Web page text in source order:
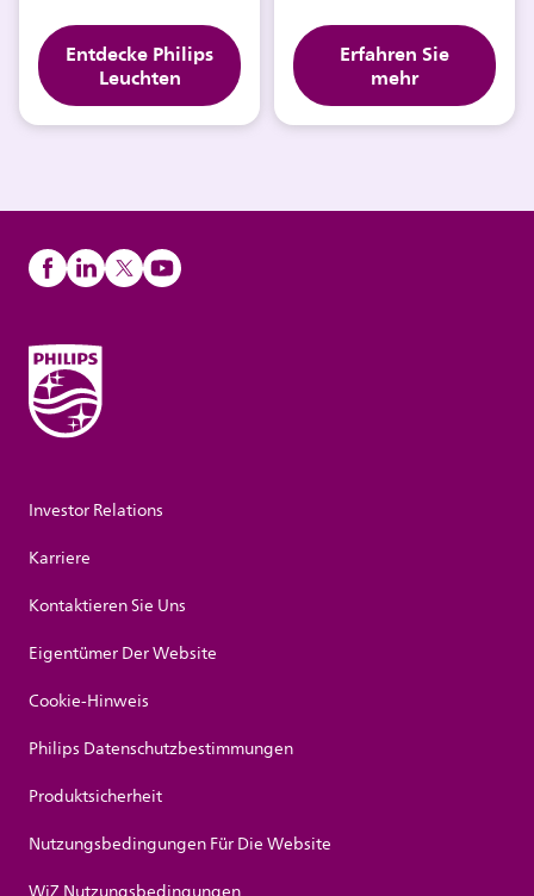
Entdecke Philips
Leuchten
Erfahren Sie
mehr
Investor Relations
Karriere
Kontaktieren Sie Uns
Eigentümer Der Website
Cookie-Hinweis
Philips Datenschutzbestimmungen
Produktsicherheit
Nutzungsbedingungen Für Die Website